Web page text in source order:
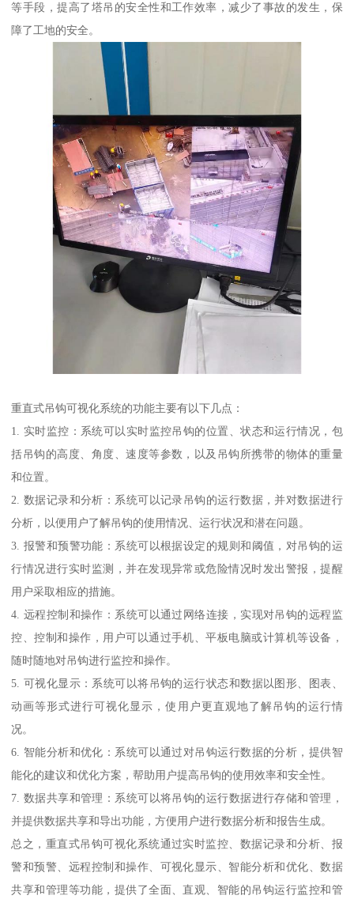
等手段，提高了塔吊的安全性和工作效率，减少了事故的发生，保
障了工地的安全。
重直式吊钩可视化系统的功能主要有以下几点：
1. 实时监控：系统可以实时监控吊钩的位置、状态和运行情况，包
括吊钩的高度、角度、速度等参数，以及吊钩所携带的物体的重量
和位置。
2. 数据记录和分析：系统可以记录吊钩的运行数据，并对数据进行
分析，以便用户了解吊钩的使用情况、运行状况和潜在问题。
3. 报警和预警功能：系统可以根据设定的规则和阈值，对吊钩的运
行情况进行实时监测，并在发现异常或危险情况时发出警报，提醒
用户采取相应的措施。
4. 远程控制和操作：系统可以通过网络连接，实现对吊钩的远程监
控、控制和操作，用户可以通过手机、平板电脑或计算机等设备，
随时随地对吊钩进行监控和操作。
5. 可视化显示：系统可以将吊钩的运行状态和数据以图形、图表、
动画等形式进行可视化显示，使用户更直观地了解吊钩的运行情
况。
6. 智能分析和优化：系统可以通过对吊钩运行数据的分析，提供智
能化的建议和优化方案，帮助用户提高吊钩的使用效率和安全性。
7. 数据共享和管理：系统可以将吊钩的运行数据进行存储和管理，
并提供数据共享和导出功能，方便用户进行数据分析和报告生成。
总之，重直式吊钩可视化系统通过实时监控、数据记录和分析、报
警和预警、远程控制和操作、可视化显示、智能分析和优化、数据
共享和管理等功能，提供了全面、直观、智能的吊钩运行监控和管